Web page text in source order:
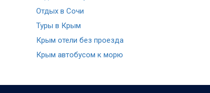
Отдых в Сочи
Туры в Крым
Крым отели без проезда
Крым автобусом к морю